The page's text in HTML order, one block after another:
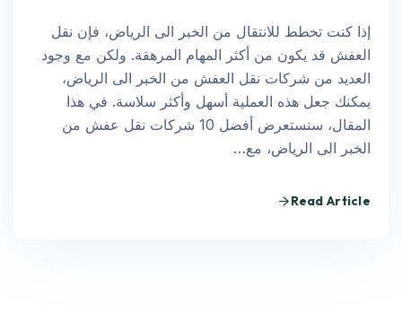
إذا كنت تخطط للانتقال من الخبر الى الرياض، فإن نقل
العفش قد يكون من أكثر المهام المرهقة. ولكن مع وجود
العديد من شركات نقل العفش من الخبر الى الرياض،
يمكنك جعل هذه العملية أسهل وأكثر سلاسة. في هذا
المقال، سنستعرض أفضل 10 شركات نقل عفش من
الخبر الى الرياض، مع…
Read Article